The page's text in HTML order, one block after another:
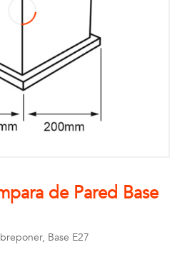
de Pared Base
Base E27